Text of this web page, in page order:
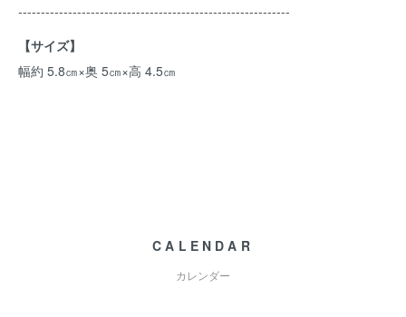
------------------------------------------------------------
【サイズ】
幅約 5.8㎝×奥 5㎝×高 4.5㎝
CALENDAR
カレンダー